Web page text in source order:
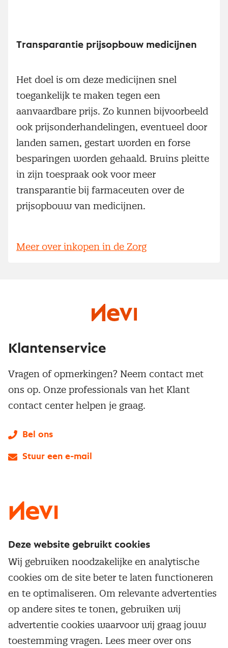
Transparantie prijsopbouw medicijnen
Het doel is om deze medicijnen snel
toegankelijk te maken tegen een
aanvaardbare prijs. Zo kunnen bijvoorbeeld
ook prijsonderhandelingen, eventueel door
landen samen, gestart worden en forse
besparingen worden gehaald. Bruins pleitte
in zijn toespraak ook voor meer
transparantie bij farmaceuten over de
prijsopbouw van medicijnen.
Meer over inkopen in de Zorg
Service & contact
Over inkoop
Netwerk en communities
Aanmelden nieuwsbrief
Populaire thema's
Aanbesteden
Contractmanagement
Kostenmanagement
Opleidingen en trainingen
Trainingen
Opleidingen
Klantenservice
Vragen of opmerkingen? Neem contact met
ons op. Onze professionals van het Klant
contact center helpen je graag.
Bel ons
Stuur een e-mail
Deze website gebruikt cookies
Wij gebruiken noodzakelijke en analytische
cookies om de site beter te laten functioneren
en te optimaliseren. Om relevante advertenties
op andere sites te tonen, gebruiken wij
advertentie cookies waarvoor wij graag jouw
toestemming vragen. Lees meer over ons